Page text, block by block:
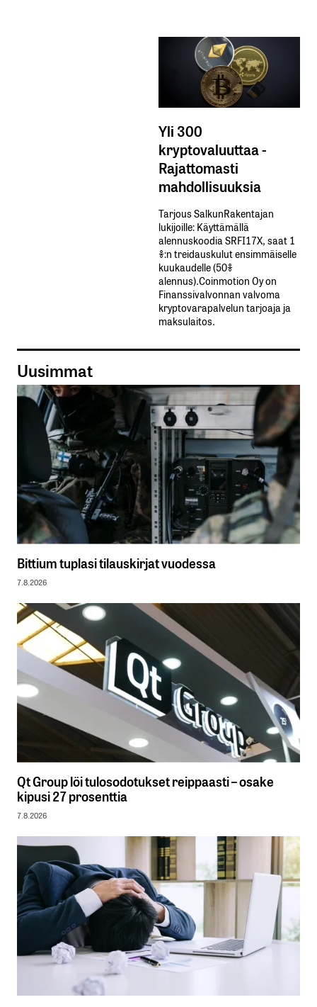
Yli 300
kryptovaluuttaa -
Rajattomasti
mahdollisuuksia
Tarjous SalkunRakentajan
lukijoille: Käyttämällä​ ​
alennuskoodia​ ​SRFI17X,​ ​saat​ ​1
%:n treidauskulut​ ​ensimmäiselle​ ​
kuukaudelle​ ​(50%​ ​
alennus).Coinmotion Oy on
Finanssivalvonnan valvoma
kryptovarapalvelun tarjoaja ja
maksulaitos.
Uusimmat
Bittium tuplasi tilauskirjat vuodessa
7.8.2026
Qt Group löi tulosodotukset reippaasti – osake
kipusi 27 prosenttia
7.8.2026